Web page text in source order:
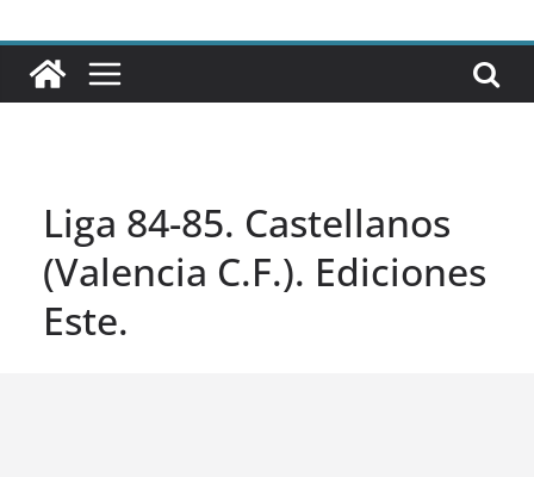
Liga 84-85. Castellanos
(Valencia C.F.). Ediciones
Este.